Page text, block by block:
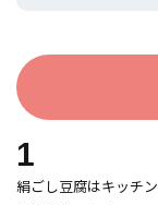
1
絹ごし豆腐はキッチ